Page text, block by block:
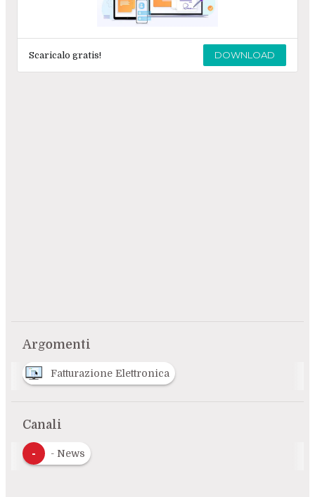
Scaricalo gratis! DOWNLOAD
Argomenti
Fatturazione Elettronica
Canali
- - News